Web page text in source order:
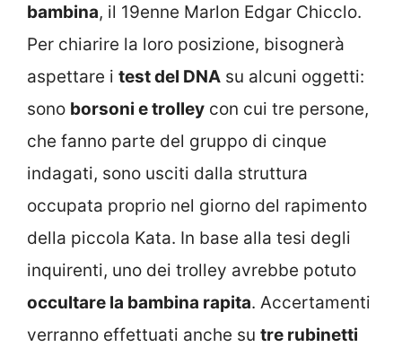
bambina, il 19enne Marlon Edgar Chicclo.
Per chiarire la loro posizione, bisognerà
aspettare i test del DNA su alcuni oggetti:
sono borsoni e trolley con cui tre persone,
che fanno parte del gruppo di cinque
indagati, sono usciti dalla struttura
occupata proprio nel giorno del rapimento
della piccola Kata. In base alla tesi degli
inquirenti, uno dei trolley avrebbe potuto
occultare la bambina rapita. Accertamenti
verranno effettuati anche su tre rubinetti